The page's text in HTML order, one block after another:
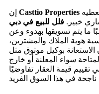
Casttio Properties
خبير. فلل للبيع في دبي
ما يتم تسويقها بهدوء وعن
هوية الملاك والمشترين،
سواء المعلنة أو خارج
تقييم قيمة العقار تفاوضيًا